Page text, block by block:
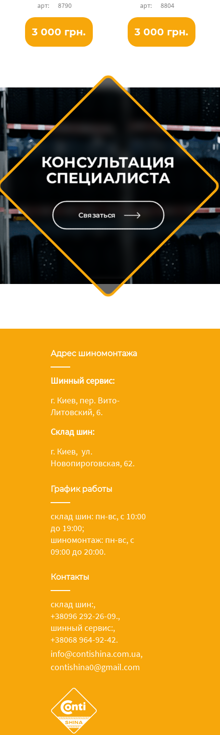
8790
3 000 грн.
8804
3 000 грн.
КОНСУЛЬТАЦИЯ
СПЕЦИАЛИСТА
Связаться
Адрес шиномонтажа
Шинный сервис:
г. Киев, пер. Вито-
Литовский, 6.
Склад шин:
г. Киев, ул.
Новопироговская, 62.
График работы
склад шин: пн-вс, с 10:00
до 19:00;
шиномонтаж: пн-вс, с
09:00 до 20:00.
Контакты
склад шин:,
+38096 292-26-09.,
шинный сервис:,
+38068 964-92-42.
info@contishina.com.ua,
contishina0@gmail.com